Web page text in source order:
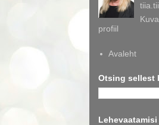
profiil
Avaleht
Otsing sellest